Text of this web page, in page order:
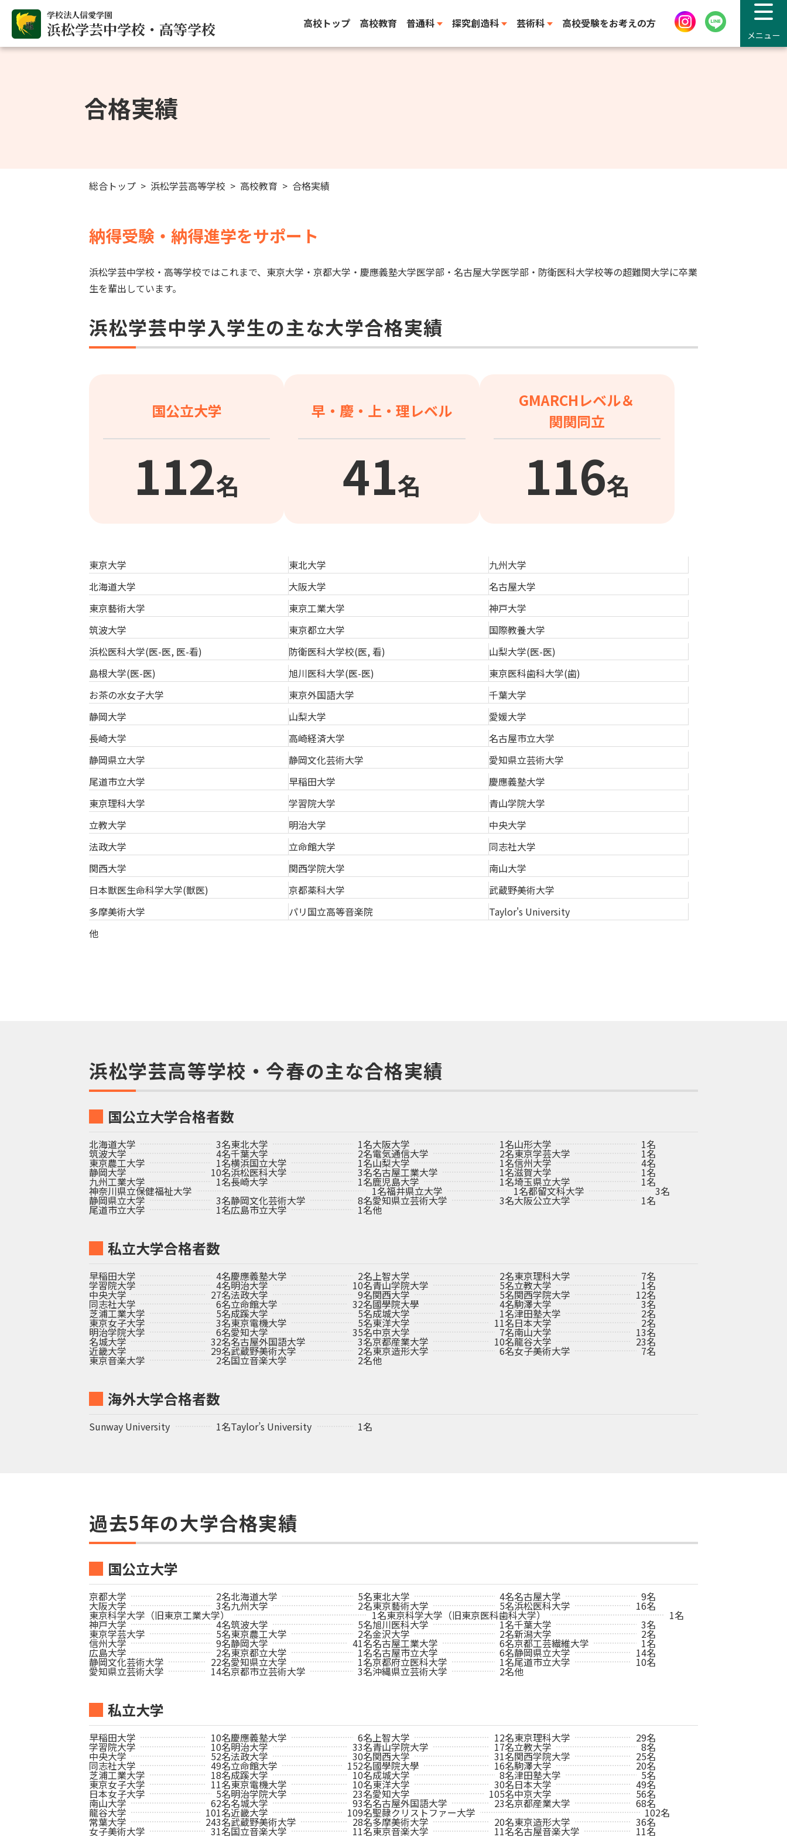
学校法人信愛学園
浜松学芸中学校・高等学校 高校トップ 高校教育 普通科 探究創造科 芸術科 高校受験をお考えの方
メニュー
合格実績
総合トップ 浜松学芸高等学校 高校教育 合格実績
納得受験・納得進学をサポート
浜松学芸中学校・高等学校ではこれまで、東京大学・京都大学・慶應義塾大学医学部・名古屋大学医学部・防衛医科大学校等の超難関大学に卒業
生を輩出しています。
浜松学芸中学入学生の主な大学合格実績
国公立大学
112名
早・慶・上・理レベル
41名
GMARCHレベル＆
関関同立
116名
東京大学 東北大学
九州大学
北海道大学
大阪大学
名古屋大学
東京藝術大学
東京工業大学
神戸大学
筑波大学
東京都立大学
国際教養大学
浜松医科大学(医-医, 医-看)
防衛医科大学校(医, 看)
山梨大学(医-医)
島根大学(医-医)
旭川医科大学(医-医)
東京医科歯科大学(歯)
お茶の水女子大学
東京外国語大学
千葉大学
静岡大学
山梨大学
愛媛大学
長崎大学
高崎経済大学
名古屋市立大学
静岡県立大学
静岡文化芸術大学
愛知県立芸術大学
尾道市立大学
早稲田大学
慶應義塾大学
東京理科大学
学習院大学
青山学院大学
立教大学
明治大学
中央大学
法政大学
立命館大学
同志社大学
関西大学
関西学院大学
南山大学
日本獣医生命科学大学(獣医)
京都薬科大学
武蔵野美術大学
多摩美術大学
パリ国立高等音楽院
Taylor's University
他
浜松学芸高等学校・今春の主な合格実績
国公立大学合格者数
北海道大学 3名東北大学 1名大阪大学 1名山形大学 1名
筑波大学 4名千葉大学 2名電気通信大学 2名東京学芸大学 1名
東京農工大学 1名横浜国立大学 1名山梨大学 1名信州大学 4名
静岡大学 10名浜松医科大学 3名名古屋工業大学 1名滋賀大学 1名
九州工業大学 1名長崎大学 1名鹿児島大学 1名埼玉県立大学 1名
神奈川県立保健福祉大学 1名福井県立大学 1名都留文科大学 3名
静岡県立大学 3名静岡文化芸術大学 8名愛知県立芸術大学 3名大阪公立大学 1名
尾道市立大学 1名広島市立大学 1名他
私立大学合格者数
早稲田大学 4名慶應義塾大学 2名 上智大学 2名東京理科大学 7名
学習院大学 4名明治大学 10名青山学院大学 5名立教大学 1名
中央大学 27名法政大学 9名関西大学 5名関西学院大学 12名
同志社大学 6名立命館大学 32名國學院大學 4名駒澤大学 3名
芝浦工業大学 5名成蹊大学 5名成城大学 1名津田塾大学 2名
東京女子大学 3名東京電機大学 5名東洋大学 11名日本大学 2名
明治学院大学 6名愛知大学 35名中京大学 7名南山大学 13名
名城大学 32名名古屋外国語大学 3名京都産業大学 10名龍谷大学 23名
近畿大学 29名武蔵野美術大学 2名東京造形大学 6名女子美術大学 7名
東京音楽大学 2名国立音楽大学 2名他
海外大学合格者数
Sunway University 1名Taylor’s University 1名
過去5年の大学合格実績
国公立大学
京都大学 2名北海道大学 5名東北大学 4名名古屋大学 9名
大阪大学 3名九州大学 2名東京藝術大学 5名浜松医科大学 16名
東京科学大学（旧東京工業大学） 1名東京科学大学（旧東京医科歯科大学） 1名
神戸大学 4名筑波大学 5名旭川医科大学 1名千葉大学 3名
東京学芸大学 5名東京農工大学 2名金沢大学 2名新潟大学 2名
信州大学 9名静岡大学 41名名古屋工業大学 6名京都工芸繊維大学 1名
広島大学 2名東京都立大学 1名名古屋市立大学 6名静岡県立大学 14名
静岡文化芸術大学 22名愛知県立大学 1名京都府立医科大学 1名尾道市立大学 10名
愛知県立芸術大学 14名京都市立芸術大学 3名沖縄県立芸術大学 2名他
私立大学
早稲田大学 10名慶應義塾大学 6名 上智大学 12名東京理科大学 29名
学習院大学 10名明治大学 33名青山学院大学 17名立教大学 8名
中央大学 52名法政大学 30名関西大学 31名関西学院大学 25名
同志社大学 49名立命館大学 152名國學院大學 16名駒澤大学 20名
芝浦工業大学 18名成蹊大学 10名成城大学 8名津田塾大学 5名
東京女子大学 11名東京電機大学 10名東洋大学 30名日本大学 49名
日本女子大学 5名明治学院大学 23名愛知大学 105名中京大学 56名
南山大学 62名名城大学 93名名古屋外国語大学 23名京都産業大学 68名
龍谷大学 101名近畿大学 109名聖隷クリストファー大学 102名
常葉大学 243名武蔵野美術大学 28名多摩美術大学 20名東京造形大学 36名
女子美術大学 31名国立音楽大学 11名東京音楽大学 11名名古屋音楽大学 11名